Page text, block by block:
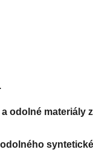
odolné materiály